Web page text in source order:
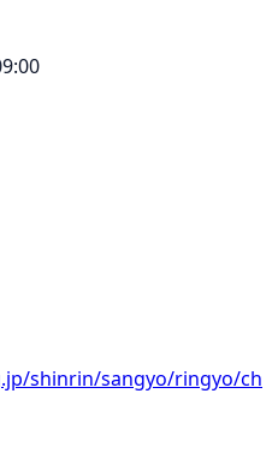
shinrin/sangyo/ringyo/ch